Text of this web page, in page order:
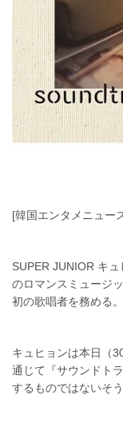
[韓国エンタメニュー
SUPER JUNIOR キ
のロマンスミュージ
初の歌唱者を務める。
キュヒョンは本日（
通じて『サウンドト
するものではないそ